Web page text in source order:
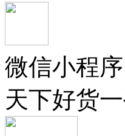
微信小程序
天下好货